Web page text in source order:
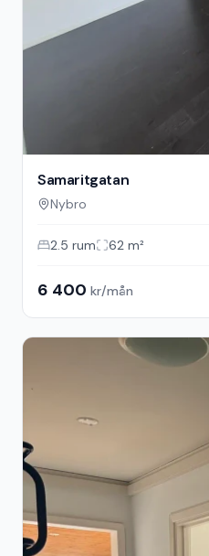
Samaritgatan
Nybro
2.5 rum 62 m²
6 400 kr/mån